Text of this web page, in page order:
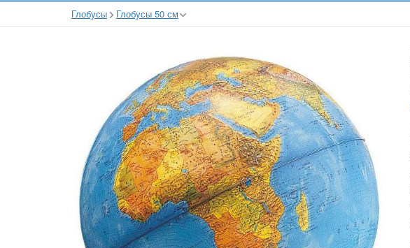
Глобусы Глобусы 50 см